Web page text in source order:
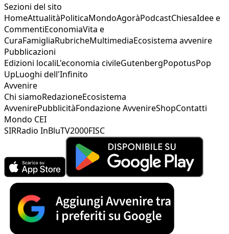
Sezioni del sito
HomeAttualitàPoliticaMondoAgoràPodcastChiesaIdee e
CommentiEconomiaVita e
CuraFamigliaRubricheMultimediaEcosistema avvenire
Pubblicazioni
Edizioni localiL'economia civileGutenbergPopotusPop
UpLuoghi dell'Infinito
Avvenire
Chi siamoRedazioneEcosistema
AvvenirePubblicitàFondazione AvvenireShopContatti
Mondo CEI
SIRRadio InBluTV2000FISC